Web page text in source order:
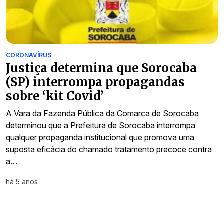
CORONAVÍRUS
Justiça determina que Sorocaba
(SP) interrompa propagandas
sobre ‘kit Covid’
A Vara da Fazenda Pública da Comarca de Sorocaba
determinou que a Prefeitura de Sorocaba interrompa
qualquer propaganda institucional que promova uma
suposta eficácia do chamado tratamento precoce contra
a…
há 5 anos